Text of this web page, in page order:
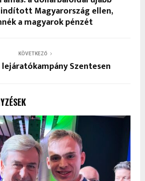
Magyarország ellen,
a magyarok pénzét
KÖVETKEZŐ
Szentesen